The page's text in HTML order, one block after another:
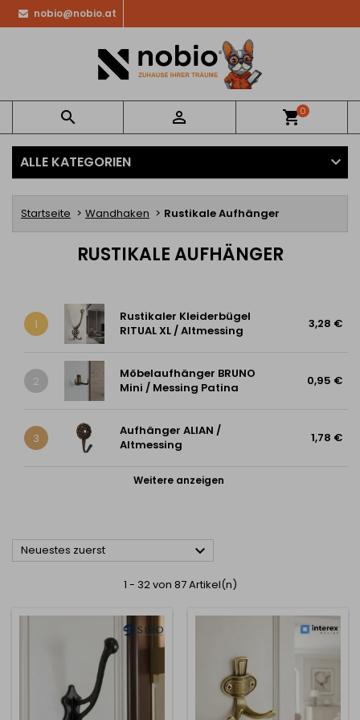
nobio@nobio.at
  shopping_cart0
ALLE KATEGORIEN
Startseite Wandhaken Rustikale Aufhänger
RUSTIKALE AUFHÄNGER
1
Rustikaler Kleiderbügel
RITUAL XL / Altmessing
3,28 €
2
Möbelaufhänger BRUNO
Mini / Messing Patina
0,95 €
3
Aufhänger ALIAN /
Altmessing
1,78 €
Weitere anzeigen
Neuestes zuerst 
1 - 32 von 87 Artikel(n)